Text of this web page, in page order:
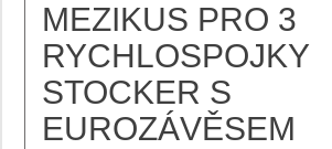
MEZIKUS PRO 3
RYCHLOSPOJKY
STOCKER S
EUROZÁVĚSEM